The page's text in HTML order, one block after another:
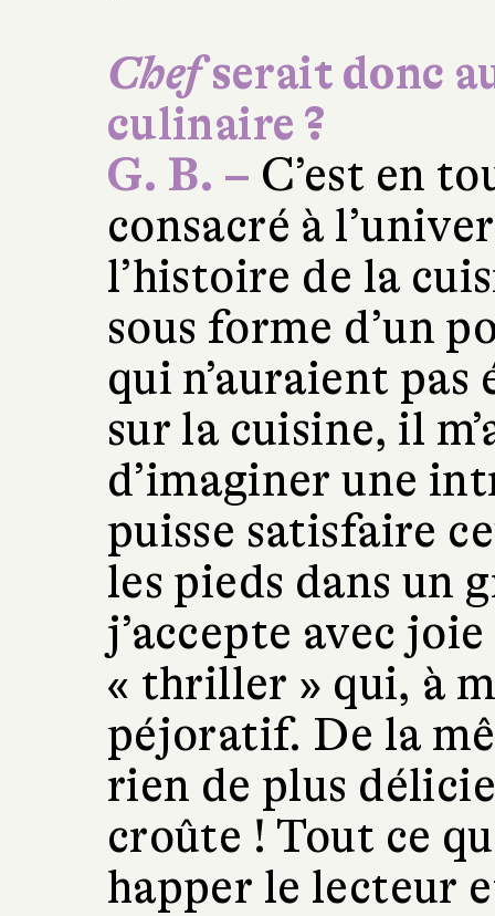
Chefserait donc
culinaire ?
G. B. – C’est en
consacré à
l’histoire de la
sous forme d’un
qui n’auraient
sur la cuisine, il
d’imaginer une
puisse satisfaire
les pieds dans un
j’accepte avec
« thriller » qui, à
péjoratif. De la
rien de plus
croûte ! Tout ce
happer le lecteur